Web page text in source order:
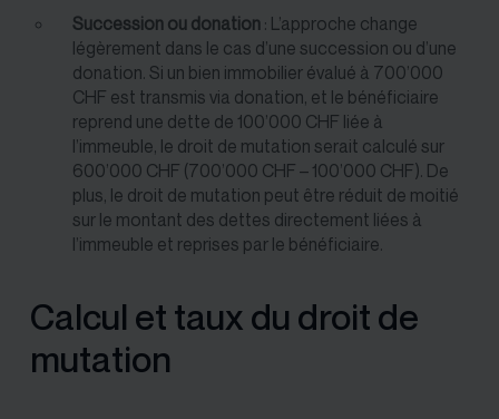
Succession ou donation: L’approche change
légèrement dans le cas d’une succession ou d’une
donation. Si un bien immobilier évalué à 700’000
CHF est transmis via donation, et le bénéficiaire
reprend une dette de 100’000 CHF liée à
l’immeuble, le droit de mutation serait calculé sur
600’000 CHF (700’000 CHF – 100’000 CHF). De
plus, le droit de mutation peut être réduit de moitié
sur le montant des dettes directement liées à
l’immeuble et reprises par le bénéficiaire​.
Calcul et taux du droit de
mutation